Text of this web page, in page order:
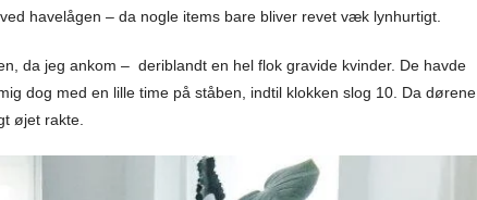
havelågen – da nogle items bare bliver revet væk lynhurtigt.
da jeg ankom – deriblandt en hel flok gravide kvinder. De havde
dog med en lille time på ståben, indtil klokken slog 10. Da dørene
øjet rakte.